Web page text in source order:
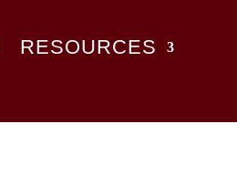
RESOURCES